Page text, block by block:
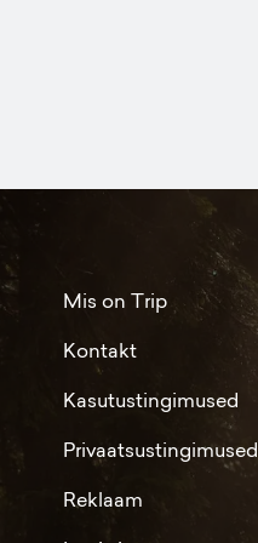
Mis on Trip
Kontakt
Kasutustingimused
Privaatsustingimused
Reklaam